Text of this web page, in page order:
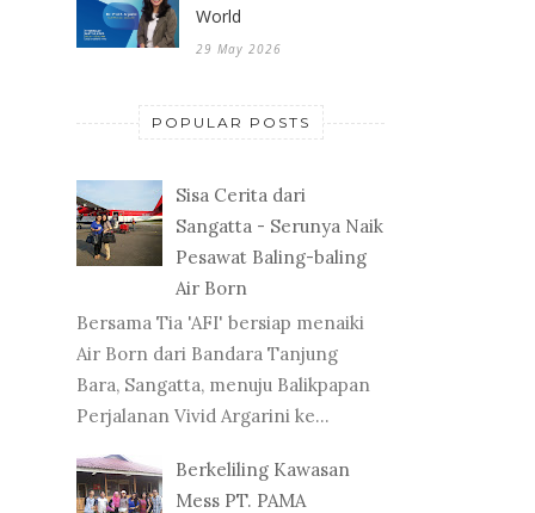
World
29 May 2026
POPULAR POSTS
Sisa Cerita dari
Sangatta - Serunya Naik
Pesawat Baling-baling
Air Born
Bersama Tia 'AFI' bersiap menaiki
Air Born dari Bandara Tanjung
Bara, Sangatta, menuju Balikpapan
Perjalanan Vivid Argarini ke...
Berkeliling Kawasan
Mess PT. PAMA